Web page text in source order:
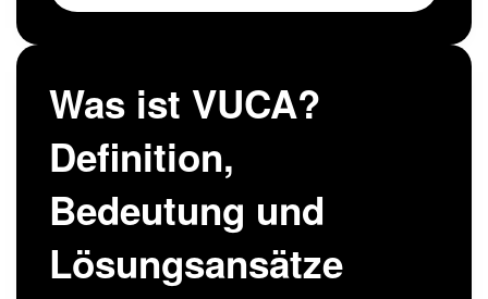
Was ist VUCA?
Definition,
Bedeutung und
Lösungsansätze